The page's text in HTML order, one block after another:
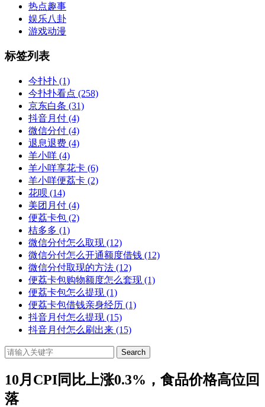
热点趣事
娱乐八卦
游戏动漫
标签列表
今扑扑 (1)
今扑扑看点 (258)
京东白条 (31)
抖音月付 (4)
微信分付 (4)
退息退费 (4)
羊小咩 (4)
羊小咩享花卡 (6)
羊小咩便荔卡 (2)
花呗 (14)
美团月付 (4)
便荔卡包 (2)
桔多多 (1)
微信分付怎么取现 (12)
微信分付怎么开通额度借钱 (12)
微信分付取现的方法 (12)
便荔卡包购物额度怎么套现 (1)
便荔卡包怎么提现 (1)
便荔卡包借钱亲身经历 (1)
抖音月付怎么提现 (15)
抖音月付怎么刷出来 (15)
Search
10月CPI同比上涨0.3%，食品价格高位回
落